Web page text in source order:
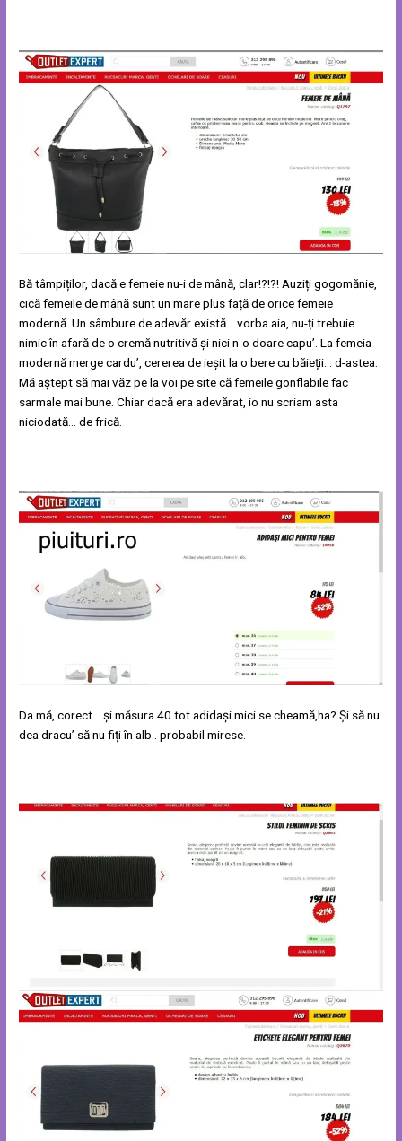
Bă tâmpiților, dacă e femeie nu-i de mână, clar!?!?! Auziți gogomănie,
cică femeile de mână sunt un mare plus față de orice femeie
modernă. Un sâmbure de adevăr există… vorba aia, nu-ți trebuie
nimic în afară de o cremă nutritivă și nici n-o doare capu’. La femeia
modernă merge cardu’, cererea de ieșit la o bere cu băieții… d-astea.
Mă aștept să mai văz pe la voi pe site că femeile gonflabile fac
sarmale mai bune. Chiar dacă era adevărat, io nu scriam asta
niciodată… de frică.
Da mă, corect… și măsura 40 tot adidași mici se cheamă,ha? Și să nu
dea dracu’ să nu fiți în alb.. probabil mirese.